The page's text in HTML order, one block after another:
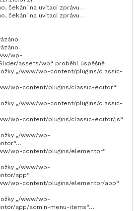
čekání na uvítací zprávu…
čekání na uvítací zprávu…
wp-
assets/wp“ proběhl úspěšně
„/www/wp-content/plugins/classic-
wp-content/plugins/classic-editor“
„/www/wp-content/plugins/classic-
wp-content/plugins/classic-editor/js“
„/www/wp-
wp-content/plugins/elementor“
„/www/wp-
app“…
wp-content/plugins/elementor/app“
„/www/wp-
app/admin-menu-items“…